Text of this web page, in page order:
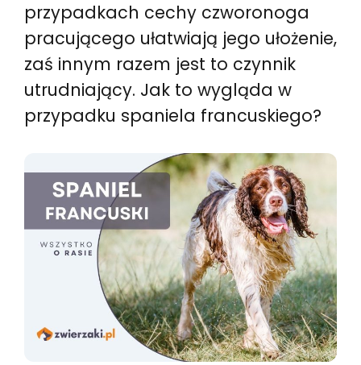
przypadkach cechy czworonoga
pracującego ułatwiają jego ułożenie,
zaś innym razem jest to czynnik
utrudniający. Jak to wygląda w
przypadku spaniela francuskiego?